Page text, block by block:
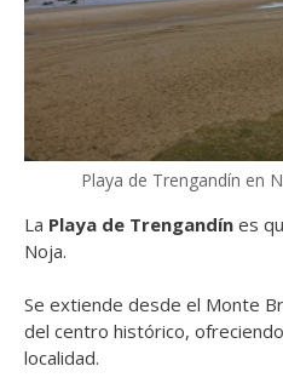
Playa de Trengandín en
La Playa de Trengandín es
Noja.
Se extiende desde el Monte
del centro histórico,
localidad.